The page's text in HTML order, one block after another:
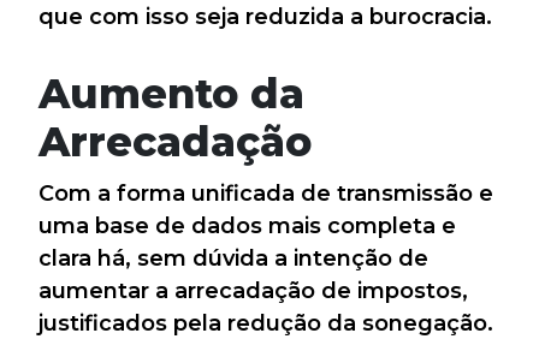
que com isso seja reduzida a burocracia.
Aumento da
Arrecadação
Com a forma unificada de transmissão e
uma base de dados mais completa e
clara há, sem dúvida a intenção de
aumentar a arrecadação de impostos,
justificados pela redução da sonegação.